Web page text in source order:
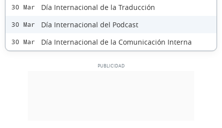
30 Mar Día Internacional de la Traducción
30 Mar Día Internacional del Podcast
30 Mar Día Internacional de la Comunicación Interna